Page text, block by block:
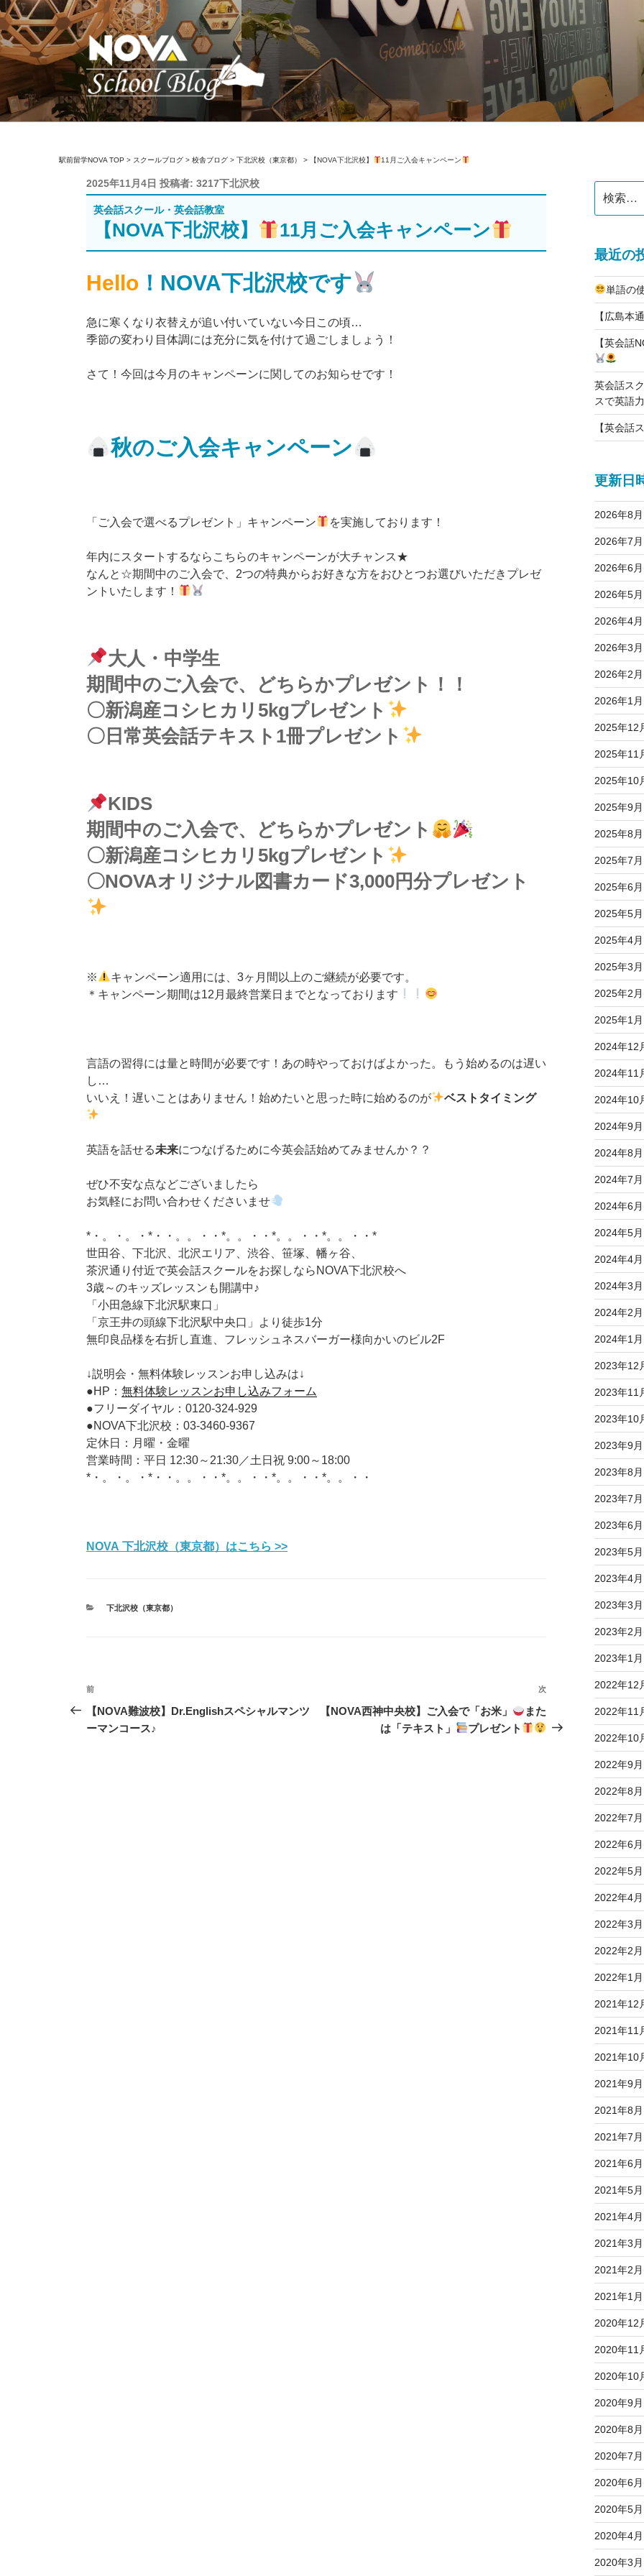
コ
ン
テ
ン
ス
駅前留学NOVA TOP > スクールブログ > 校舎ブログ > 下北沢校（東京都） > 【NOVA下北沢校】 11月ご入会キャンペーン
投
稿
日:
2025年11月4日 投稿者: 3217下北沢校
英会話スクール・英会話教室
【NOVA下北沢校】 11月ご入会キャンペーン
Hello ！NOVA下北沢校です
急に寒くなり衣替えが追い付いていない今日この頃…
季節の変わり目体調には充分に気を付けて過ごしましょう！
さて！今回は今月のキャンペーンに関してのお知らせです！
秋のご入会キャンペーン
「ご入会で選べるプレゼント」キャンペーン を実施しております！
年内にスタートするならこちらのキャンペーンが大チャンス★
なんと☆期間中のご入会で、2つの特典からお好きな方をおひとつお選びいただきプレゼ
ントいたします！
大人・中学生
期間中のご入会で、どちらかプレゼント！！
〇新潟産コシヒカリ5kgプレゼント
〇日常英会話テキスト1冊プレゼント
KIDS
期間中のご入会で、どちらかプレゼント
〇新潟産コシヒカリ5kgプレゼント
〇NOVAオリジナル図書カード3,000円分プレゼント
※
キャンペーン適用には、3ヶ月間以上のご継続が必要です。
＊キャンペーン期間は12月最終営業日までとなっております
言語の習得には量と時間が必要です！あの時やっておけばよかった。もう始めるのは遅い
し…
いいえ！遅いことはありません！始めたいと思った時に始めるのが
ベストタイミング
英語を話せる未来につなげるために今英会話始めてみませんか？？
ぜひ不安な点などございましたら
お気軽にお問い合わせくださいませ
*・。・。・*・・。。・・*。。・・*。。・・*。。・・*
世田谷、下北沢、北沢エリア、渋谷、笹塚、幡ヶ谷、
茶沢通り付近で英会話スクールをお探しならNOVA下北沢校へ
3歳～のキッズレッスンも開講中♪
「小田急線下北沢駅東口」
「京王井の頭線下北沢駅中央口」より徒歩1分
無印良品様を右折し直進、フレッシュネスバーガー様向かいのビル2F
↓説明会・無料体験レッスンお申し込みは↓
●HP： 無料体験レッスンお申し込みフォーム
●フリーダイヤル：0120-324-929
●NOVA下北沢校：03-3460-9367
定休日：月曜・金曜
営業時間：平日 12:30～21:30／土日祝 9:00～18:00
*・。・。・*・・。。・・*。。・・*。。・・*。。・・
NOVA 下北沢校（東京都）はこちら >>
カ
下北沢校（東京都）
投
稿
ナ
前
の
投
前
【NOVA難波校】Dr.Englishスペシャルマンツ
ーマンコース♪
次
投
次
【NOVA西神中央校】ご入会で「お米」
また
は「テキスト」
プレゼント
索:
最近の
単語の
【広島本
【英会話
英会話ス
スで英語
【英会話
更新日
2026年8月
2026年7月
2026年6月
2026年5月
2026年4月
2026年3月
2026年2月
2026年1月
2025年12
2025年11
2025年10
2025年9月
2025年8月
2025年7月
2025年6月
2025年5月
2025年4月
2025年3月
2025年2月
2025年1月
2024年12
2024年11
2024年10
2024年9月
2024年8月
2024年7月
2024年6月
2024年5月
2024年4月
2024年3月
2024年2月
2024年1月
2023年12
2023年11
2023年10
2023年9月
2023年8月
2023年7月
2023年6月
2023年5月
2023年4月
2023年3月
2023年2月
2023年1月
2022年12
2022年11
2022年10
2022年9月
2022年8月
2022年7月
2022年6月
2022年5月
2022年4月
2022年3月
2022年2月
2022年1月
2021年12
2021年11
2021年10
2021年9月
2021年8月
2021年7月
2021年6月
2021年5月
2021年4月
2021年3月
2021年2月
2021年1月
2020年12
2020年11
2020年10
2020年9月
2020年8月
2020年7月
2020年6月
2020年5月
2020年4月
2020年3月